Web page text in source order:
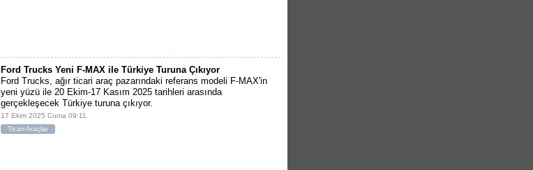
Ford Trucks Yeni F-MAX ile Türkiye Turuna Çıkıyor
Ford Trucks, ağır ticari araç pazarındaki referans modeli F-MAX'in
yeni yüzü ile 20 Ekim-17 Kasım 2025 tarihleri arasında
gerçekleşecek Türkiye turuna çıkıyor.
17 Ekim 2025 Cuma 09:11
Ticari Araçlar